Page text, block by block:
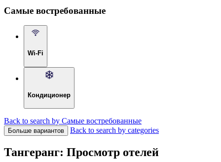
Самые востребованные
Wi-Fi
Кондиционер
Back to search by Самые востребованные
Больше вариантов Back to search by categories
Тангеранг: Просмотр отелей